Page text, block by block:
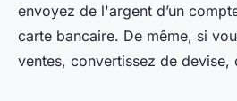
envoyez de l'argent d’un
carte bancaire. De même, si
ventes, convertissez de devise,